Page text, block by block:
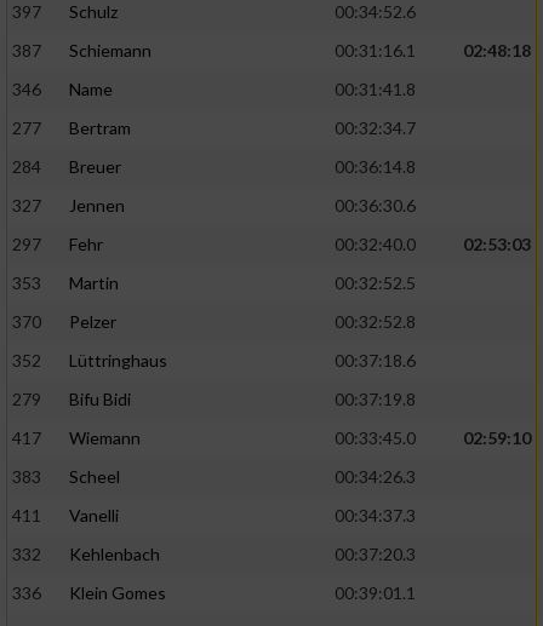
397
Schulz
00:34:52.6
387
Schiemann 00:31:16.1
02:48:18
346
Name
00:31:41.8
277
Bertram
00:32:34.7
284
Breuer
00:36:14.8
327
Jennen
00:36:30.6
297
Fehr 00:32:40.0
02:53:03
353
Martin
00:32:52.5
370
Pelzer
00:32:52.8
352
Lüttringhaus
00:37:18.6
279
Bifu Bidi
00:37:19.8
417
Wiemann 00:33:45.0
02:59:10
383
Scheel
00:34:26.3
411
Vanelli
00:34:37.3
332
Kehlenbach
00:37:20.3
336
Klein Gomes
00:39:01.1